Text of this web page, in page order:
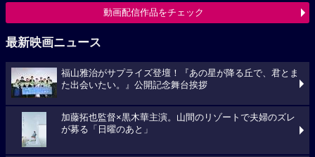
動画配信作品をチェック
最新映画ニュース
福山雅治がサプライズ登壇！『あの星が降る丘で、君とま
た出会いたい。』公開記念舞台挨拶
加藤拓也監督×黒木華主演。山間のリゾートで夫婦のズレ
が募る「日曜のあと」